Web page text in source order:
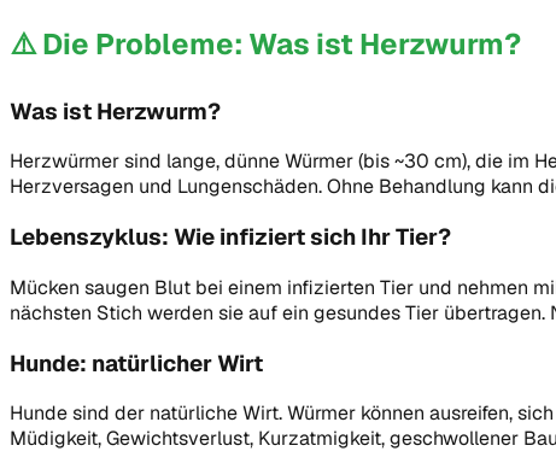
⚠️Die Probleme: Was ist Herzwurm?
Was ist Herzwurm?
Herzwürmer sind lange, dünne Würmer (bis ~30 cm), die im
Herzversagen und Lungenschäden. Ohne Behandlung kann
Lebenszyklus: Wie infiziert sich Ihr Tier?
Mücken saugen Blut bei einem infizierten Tier und nehmen
nächsten Stich werden sie auf ein gesundes Tier
Hunde: natürlicher Wirt
Hunde sind der natürliche Wirt. Würmer können ausreifen,
Müdigkeit, Gewichtsverlust, Kurzatmigkeit, geschwollener